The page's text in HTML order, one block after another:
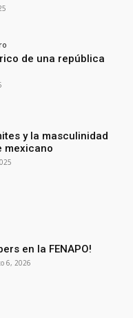
de una república
y la masculinidad
mexicano
en la FENAPO!
6, 2026